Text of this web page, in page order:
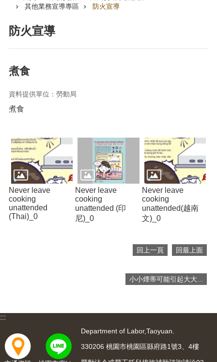
局
通
訊
業
務
便
民
務
政
府
資
首
頁
其他業務宣導專區
防火宣導
防火宣導
煮食
資料提供單位：勞動局
煮食
Never leave
cooking
unattended
(Thai)_0
Never leave
cooking
unattended (印
尼)_0
Never leave
cooking
unattended(越南
文)_0
回上一頁 回最上面
小小煙蒂可能引起大大...
:::
Department of Labor,Taoyuan.
330206 桃園市桃園區縣府路1號3、4樓